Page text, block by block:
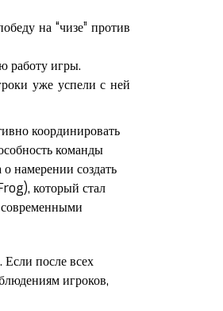
на “чизе” против
работу игры.
уже успели с ней
координировать
команды
намерении создать
который стал
после всех
игроков,